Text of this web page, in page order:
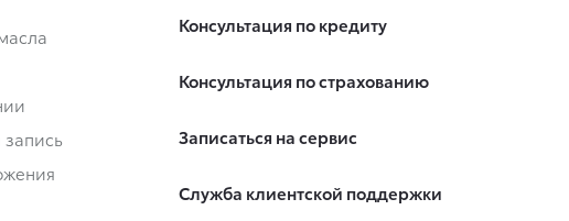
Консультация по кредиту
Консультация по страхованию
Записаться на сервис
Служба клиентской поддержки